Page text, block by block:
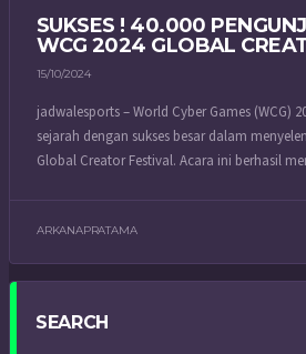
SUKSES ! 40.000
WCG 2024 GLOBAL
15/10/2024
jadwalesports – World Cyber Games (WCG)
sejarah dengan sukses besar dalam
Global Creator Festival. Acara ini berhasil
ARKANAPRATAMA
SEARCH